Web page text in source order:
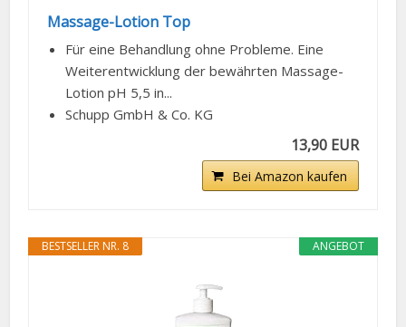
Massage-Lotion Top
Für eine Behandlung ohne Probleme. Eine
Weiterentwicklung der bewährten Massage-
Lotion pH 5,5 in...
Schupp GmbH & Co. KG
13,90 EUR
Bei Amazon kaufen
ANGEBOT
BESTSELLER NR. 8